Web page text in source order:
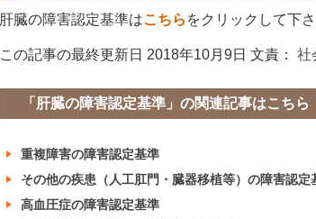
肝臓の障害認定基準はこちら をクリックして下
この記事の最終更新日 2018年10月9日 文責： 社
「肝臓の障害認定基準」の関連記事はこちら
重複障害の障害認定基準
その他の疾患（人工肛門・臓器移植等）の障害認定
高血圧症の障害認定基準